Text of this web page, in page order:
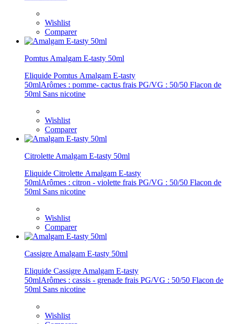
Wishlist
Comparer
Pomtus Amalgam E-tasty 50ml
Eliquide Pomtus Amalgam E-tasty
50mlArômes : pomme- cactus frais PG/VG : 50/50 Flacon de
50ml Sans nicotine
Wishlist
Comparer
Citrolette Amalgam E-tasty 50ml
Eliquide Citrolette Amalgam E-tasty
50mlArômes : citron - violette frais PG/VG : 50/50 Flacon de
50ml Sans nicotine
Wishlist
Comparer
Cassigre Amalgam E-tasty 50ml
Eliquide Cassigre Amalgam E-tasty
50mlArômes : cassis - grenade frais PG/VG : 50/50 Flacon de
50ml Sans nicotine
Wishlist